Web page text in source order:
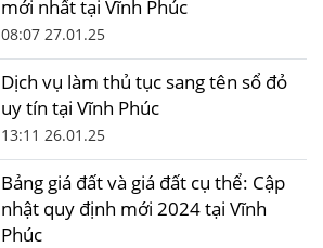
mới nhất tại Vĩnh Phúc
08:07 27.01.25
Dịch vụ làm thủ tục sang tên sổ đỏ
uy tín tại Vĩnh Phúc
13:11 26.01.25
Bảng giá đất và giá đất cụ thể: Cập
nhật quy định mới 2024 tại Vĩnh
Phúc